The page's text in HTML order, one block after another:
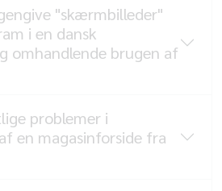
"skærmbilleder"
i en dansk
omhandlende brugen af
problemer i
en magasinforside fra